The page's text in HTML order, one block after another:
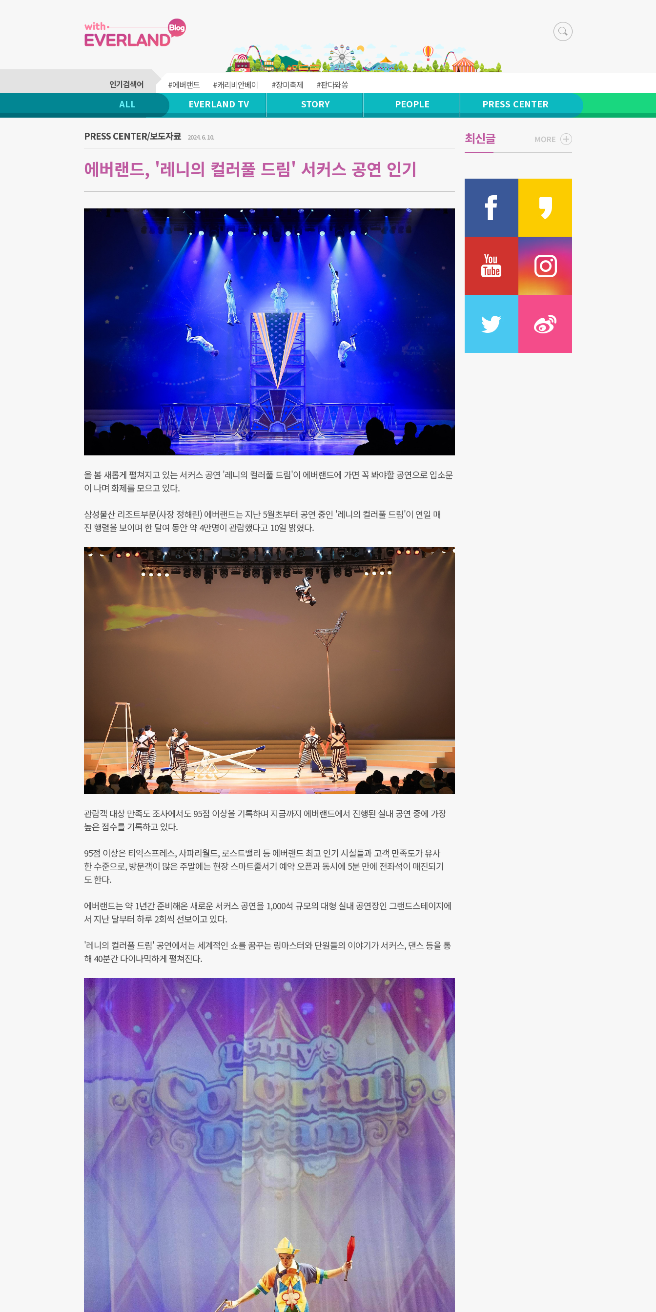
#에버랜드 #캐리비안베이 #장미축제 #판다와쏭
ALL EVERLAND TV STORY PEOPLE PRESS CENTER
PRESS CENTER/보도자료 2024. 6. 10.
에버랜드, '레니의 컬러풀 드림' 서커스 공연 인기
올 봄 새롭게 펼쳐지고 있는 서커스 공연 '레니의 컬러풀 드림'이 에버랜드에 가면 꼭 봐야할 공연으로 입소문
이 나며 화제를 모으고 있다.
삼성물산 리조트부문(사장 정해린) 에버랜드는 지난 5월초부터 공연 중인 '레니의 컬러풀 드림'이 연일 매
진 행렬을 보이며 한 달여 동안 약 4만명이 관람했다고 10일 밝혔다.
관람객 대상 만족도 조사에서도 95점 이상을 기록하며 지금까지 에버랜드에서 진행된 실내 공연 중에 가장
높은 점수를 기록하고 있다.
95점 이상은 티익스프레스, 사파리월드, 로스트밸리 등 에버랜드 최고 인기 시설들과 고객 만족도가 유사
한 수준으로, 방문객이 많은 주말에는 현장 스마트줄서기 예약 오픈과 동시에 5분 만에 전좌석이 매진되기
도 한다.
에버랜드는 약 1년간 준비해온 새로운 서커스 공연을 1,000석 규모의 대형 실내 공연장인 그랜드스테이지에
서 지난 달부터 하루 2회씩 선보이고 있다.
'레니의 컬러풀 드림' 공연에서는 세계적인 쇼를 꿈꾸는 링마스터와 단원들의 이야기가 서커스, 댄스 등을 통
해 40분간 다이나믹하게 펼쳐진다.
최신글